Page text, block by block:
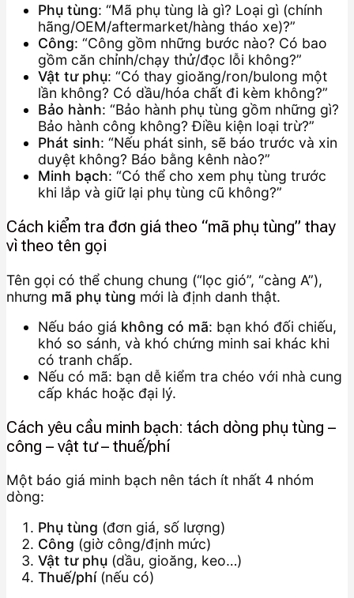
Phụ tùng: “Mã phụ tùng là gì? Loại gì (chính
hãng/OEM/aftermarket/hàng tháo xe)?”
Công: “Công gồm những bước nào? Có bao
gồm căn chỉnh/chạy thử/đọc lỗi không?”
Vật tư phụ: “Có thay gioăng/ron/bulong một
lần không? Có dầu/hóa chất đi kèm không?”
Bảo hành: “Bảo hành phụ tùng gồm những gì?
Bảo hành công không? Điều kiện loại trừ?”
Phát sinh: “Nếu phát sinh, sẽ báo trước và xin
duyệt không? Báo bằng kênh nào?”
Minh bạch: “Có thể cho xem phụ tùng trước
khi lắp và giữ lại phụ tùng cũ không?”
Cách kiểm tra đơn giá theo “mã phụ tùng” thay
vì theo tên gọi
Tên gọi có thể chung chung (“lọc gió”, “càng A”),
nhưng mã phụ tùng mới là định danh thật.
Nếu báo giá không có mã: bạn khó đối chiếu,
khó so sánh, và khó chứng minh sai khác khi
có tranh chấp.
Nếu có mã: bạn dễ kiểm tra chéo với nhà cung
cấp khác hoặc đại lý.
Cách yêu cầu minh bạch: tách dòng phụ tùng –
công – vật tư – thuế/phí
Một báo giá minh bạch nên tách ít nhất 4 nhóm
dòng:
Phụ tùng (đơn giá, số lượng)
Công (giờ công/định mức)
Vật tư phụ (dầu, gioăng, keo…)
Thuế/phí(nếu có)